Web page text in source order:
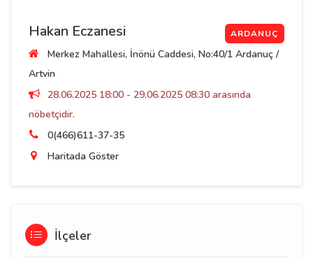
Hakan Eczanesi ARDANUÇ
Merkez Mahallesi, İnönü Caddesi, No:40/1 Ardanuç /
Artvin
28.06.2025 18:00 - 29.06.2025 08:30 arasında
nöbetçidir.
0(466)611-37-35
Haritada Göster
İlçeler